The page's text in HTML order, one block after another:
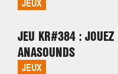
JEU KR#384 : JOUEZ
ANASOUNDS
JEUX